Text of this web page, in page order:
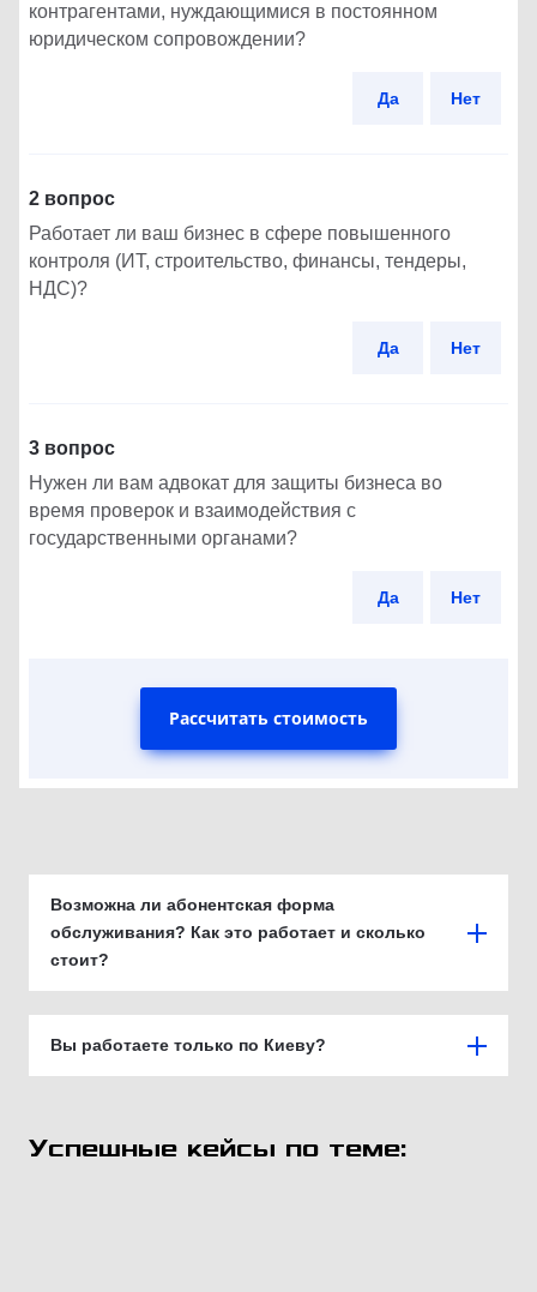
контрагентами, нуждающимися в постоянном
юридическом сопровождении?
Да Нет
2 вопрос
Работает ли ваш бизнес в сфере повышенного
контроля (ИТ, строительство, финансы, тендеры,
НДС)?
Да Нет
3 вопрос
Нужен ли вам адвокат для защиты бизнеса во
время проверок и взаимодействия с
государственными органами?
Да Нет
Рассчитать стоимость
Возможна ли абонентская форма
обслуживания? Как это работает и сколько
стоит?
Вы работаете только по Киеву?
Успешные кейсы по теме: